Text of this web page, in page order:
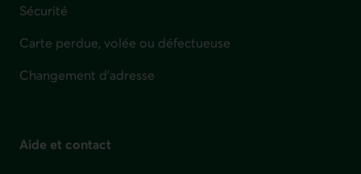
Sécurité
Carte perdue, volée ou défectueuse
Changement d'adresse
Aide et contact